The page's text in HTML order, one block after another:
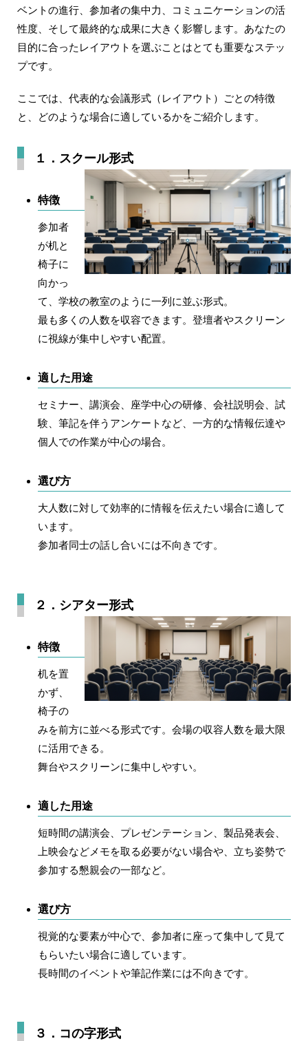
ベントの進行、参加者の集中力、コミュニケーションの活
性度、そして最終的な成果に大きく影響します。あなたの
目的に合ったレイアウトを選ぶことはとても重要なステッ
プです。
ここでは、代表的な会議形式（レイアウト）ごとの特徴
と、どのような場合に適しているかをご紹介します。
１．スクール形式
特徴
参加者
が机と
椅子に
向かっ
て、学校の教室のように一列に並ぶ形式。
最も多くの人数を収容できます。登壇者やスクリーン
に視線が集中しやすい配置。
適した用途
セミナー、講演会、座学中心の研修、会社説明会、試
験、筆記を伴うアンケートなど、一方的な情報伝達や
個人での作業が中心の場合。
選び方
大人数に対して効率的に情報を伝えたい場合に適して
います。
参加者同士の話し合いには不向きです。
２．シアター形式
特徴
机を置
かず、
椅子の
みを前方に並べる形式です。会場の収容人数を最大限
に活用できる。
舞台やスクリーンに集中しやすい。
適した用途
短時間の講演会、プレゼンテーション、製品発表会、
上映会などメモを取る必要がない場合や、立ち姿勢で
参加する懇親会の一部など。
選び方
視覚的な要素が中心で、参加者に座って集中して見て
もらいたい場合に適しています。
長時間のイベントや筆記作業には不向きです。
３．コの字形式